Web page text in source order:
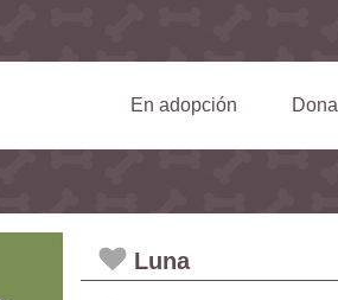
En adopción (current)Dona
Luna